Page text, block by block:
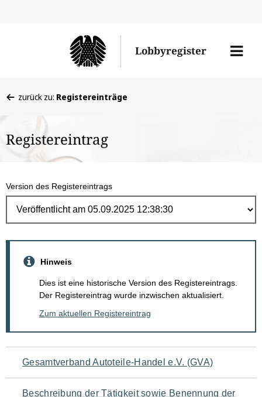
Lobbyregister
Menü
befinden
hier:
zurück zu: Registereinträge
Registereintrag
Version des Registereintrags
Hinweis
Dies ist eine historische Version des Registereintrags.
Der Registereintrag wurde inzwischen aktualisiert.
Zum aktuellen Registereintrag
Navigation
für
Gesamtverband Autoteile-Handel e.V. (GVA)
Beschreibung der Tätigkeit sowie Benennung der